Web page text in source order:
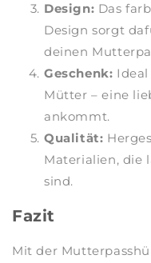
Design: Das
Design sorgt
deinen
Geschenk:
Mütter – eine
ankommt.
Qualität:
Materialien, die
sind.
Fazit
Mit der